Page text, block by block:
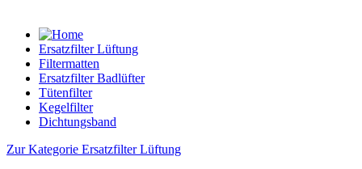
Ersatzfilter Lüftung
Filtermatten
Ersatzfilter Badlüfter
Tütenfilter
Kegelfilter
Dichtungsband
Zur Kategorie Ersatzfilter Lüftung